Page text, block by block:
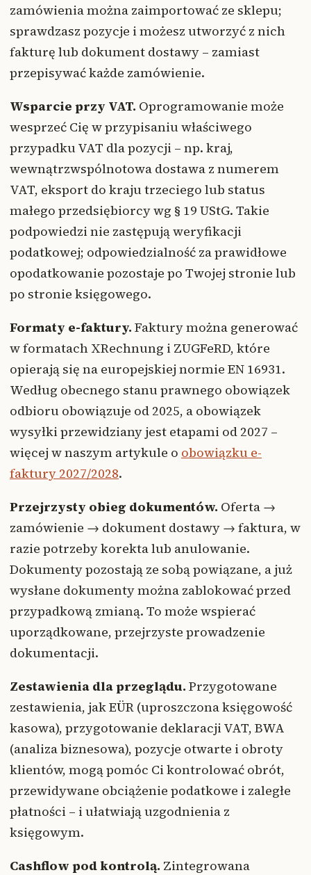
zamówienia można zaimportować ze sklepu;
sprawdzasz pozycje i możesz utworzyć z nich
fakturę lub dokument dostawy – zamiast
przepisywać każde zamówienie.
Wsparcie przy VAT. Oprogramowanie może
wesprzeć Cię w przypisaniu właściwego
przypadku VAT dla pozycji – np. kraj,
wewnątrzwspólnotowa dostawa z numerem
VAT, eksport do kraju trzeciego lub status
małego przedsiębiorcy wg § 19 UStG. Takie
podpowiedzi nie zastępują weryfikacji
podatkowej; odpowiedzialność za prawidłowe
opodatkowanie pozostaje po Twojej stronie lub
po stronie księgowego.
Formaty e-faktury. Faktury można generować
w formatach XRechnung i ZUGFeRD, które
opierają się na europejskiej normie EN 16931.
Według obecnego stanu prawnego obowiązek
odbioru obowiązuje od 2025, a obowiązek
wysyłki przewidziany jest etapami od 2027 –
więcej w naszym artykule o obowiązku e-
faktury 2027/2028.
Przejrzysty obieg dokumentów. Oferta →
zamówienie → dokument dostawy → faktura, w
razie potrzeby korekta lub anulowanie.
Dokumenty pozostają ze sobą powiązane, a już
wysłane dokumenty można zablokować przed
przypadkową zmianą. To może wspierać
uporządkowane, przejrzyste prowadzenie
dokumentacji.
Zestawienia dla przeglądu. Przygotowane
zestawienia, jak EÜR (uproszczona księgowość
kasowa), przygotowanie deklaracji VAT, BWA
(analiza biznesowa), pozycje otwarte i obroty
klientów, mogą pomóc Ci kontrolować obrót,
przewidywane obciążenie podatkowe i zaległe
płatności – i ułatwiają uzgodnienia z
księgowym.
Cashflow pod kontrolą. Zintegrowana